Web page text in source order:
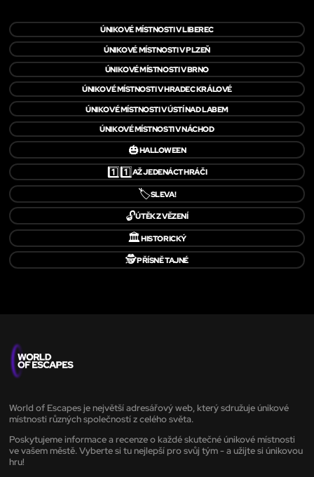
ÚNIKOVÉ MÍSTNOSTI V LIBEREC
ÚNIKOVÉ MÍSTNOSTI V PLZEŇ
ÚNIKOVÉ MÍSTNOSTI V BRNO
ÚNIKOVÉ MÍSTNOSTI V HRADEC KRÁLOVÉ
ÚNIKOVÉ MÍSTNOSTI V ÚSTÍ NAD LABEM
ÚNIKOVÉ MÍSTNOSTI V NÁCHOD
🎃HALLOWEEN
1️⃣1️⃣AŽ JEDENÁCT HRÁČI
🏷️SLEVA!
🔓ÚTĚK Z VĚZENÍ
🏛️HISTORICKÝ
🕵️PŘÍSNĚ TAJNÉ
World of Escapes je největší adresářový web, který sdružuje únikové
místnosti různých společností z celého světa.
Poskytujeme informace a recenze o každé skutečné únikové místnosti
ve vašem městě. Vyberte si tu nejlepší pro svůj tým - a užijte si únikovou
hru!